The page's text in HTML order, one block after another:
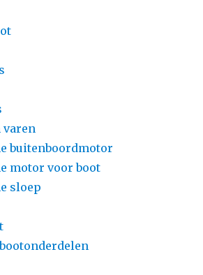
buitenboordmotor
motor voor boot
sloep